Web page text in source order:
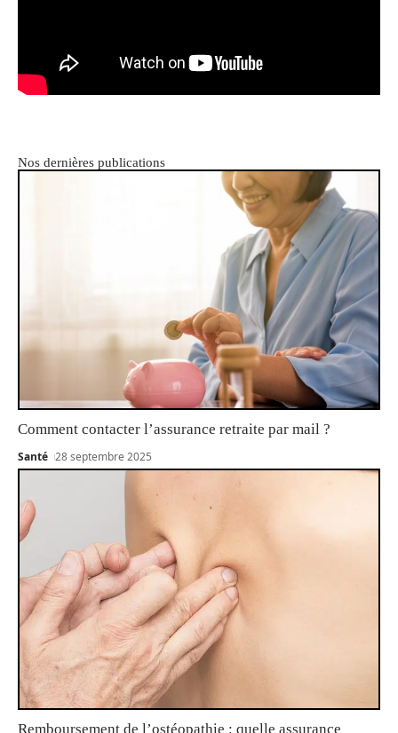
Nos dernières publications
Comment contacter l’assurance retraite par mail ?
Santé 28 septembre 2025
Remboursement de l’ostéopathie : quelle assurance